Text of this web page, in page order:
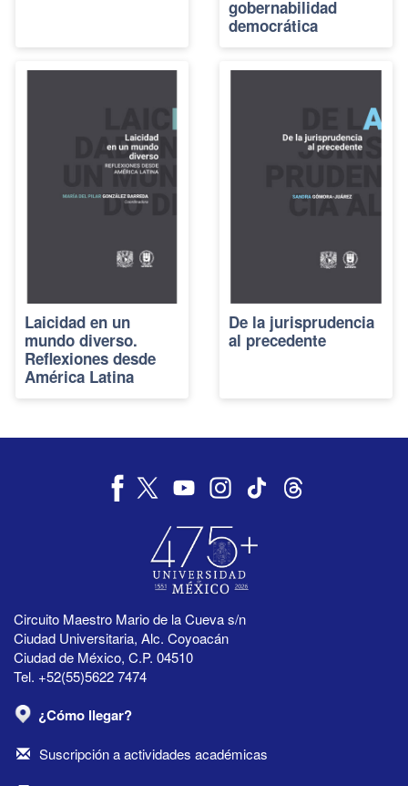
gobernabilidad
democrática
Laicidad en un
mundo diverso.
Reflexiones desde
América Latina
De la jurisprudencia
al precedente
Circuito Maestro Mario de la Cueva s/n
Ciudad Universitaria, Alc. Coyoacán
Ciudad de México, C.P. 04510
Tel. +52(55)5622 7474
¿Cómo llegar?
Suscripción a actividades académicas